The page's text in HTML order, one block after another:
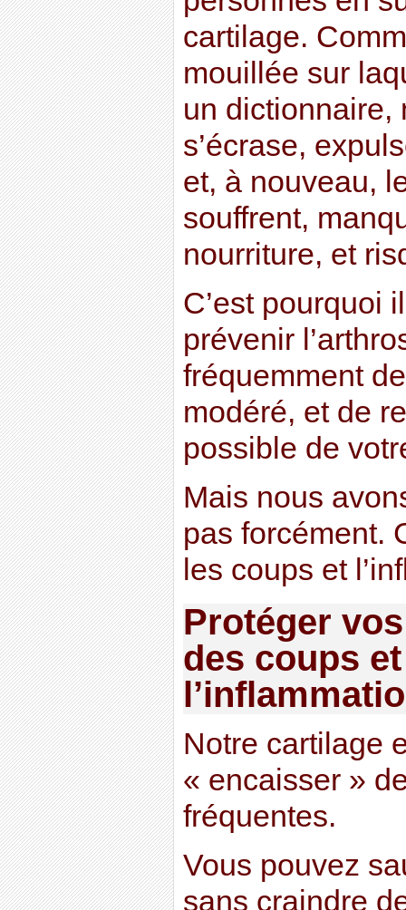
cartilage.
mouillée sur
un dictionnaire,
s’écrase,
et, à nouveau,
souffrent,
nourriture, et
C’est pourquoi
prévenir
fréquemment
modéré, et de
possible de
Mais nous
pas forcément.
les coups et
Protéger
des coups
Notre cartilage
« encaisser »
fréquentes.
Vous pouvez
sans craindre